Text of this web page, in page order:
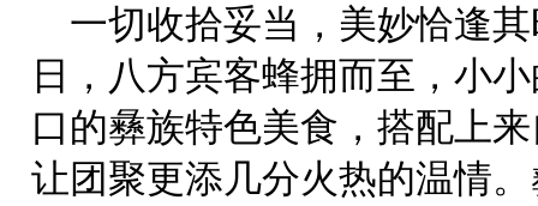
一切收拾妥当，美妙恰逢
日，八方宾客蜂拥而至，小
口的彝族特色美食，搭配上
让团聚更添几分火热的温情